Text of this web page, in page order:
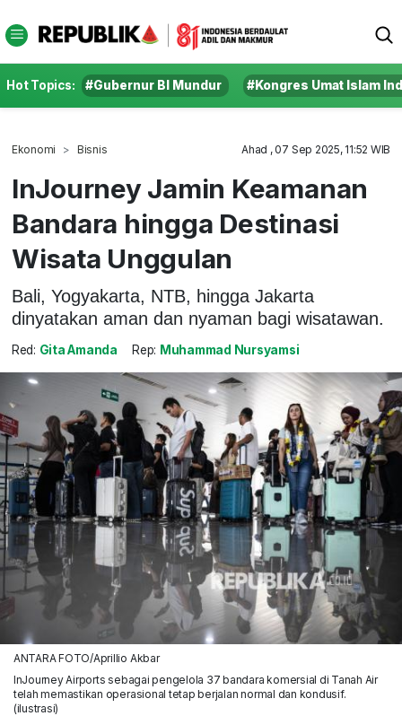
Hot Topics: #Gubernur BI Mundur #Kongres Umat Islam
Ekonomi Bisnis Ahad , 07 Sep 2025, 11:52 WIB
InJourney Jamin Keamanan
Bandara hingga Destinasi
Wisata Unggulan
Bali, Yogyakarta, NTB, hingga Jakarta
dinyatakan aman dan nyaman bagi wisatawan.
Red: Gita Amanda Rep: Muhammad Nursyamsi
ANTARA FOTO/Aprillio Akbar
InJourney Airports sebagai pengelola 37 bandara komersial di Tanah Air
telah memastikan operasional tetap berjalan normal dan kondusif.
(ilustrasi)